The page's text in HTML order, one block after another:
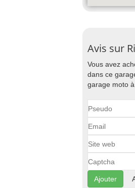
Avis sur
Vous avez
dans ce
garage moto